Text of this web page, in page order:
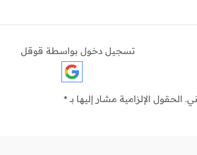
تسجيل دخول بواسطة قوقل
الحقول الإلزامية مشار إليها بـ*